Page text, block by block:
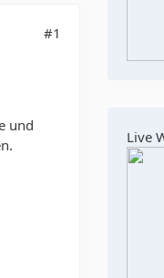
#1
und
Live